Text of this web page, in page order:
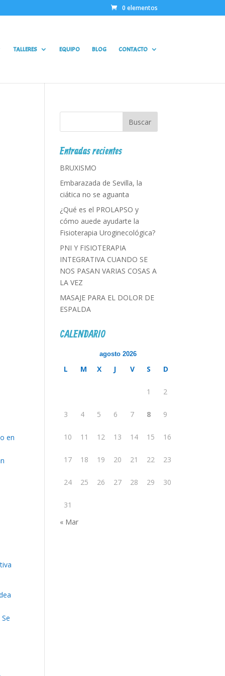
0 elementos
TALLERES EQUIPO BLOG CONTACTO
en
Entradas recientes
BRUXISMO
Embarazada de Sevilla, la
ciática no se aguanta
¿Qué es el PROLAPSO y
cómo auede ayudarte la
Fisioterapia Uroginecológica?
PNI Y FISIOTERAPIA
INTEGRATIVA CUANDO SE
NOS PASAN VARIAS COSAS A
LA VEZ
MASAJE PARA EL DOLOR DE
ESPALDA
CALENDARIO
agosto 2026
L M X J V S D
1 2
3 4 5 6 7 8 9
10 11 12 13 14 15 16
17 18 19 20 21 22 23
24 25 26 27 28 29 30
31
« Mar